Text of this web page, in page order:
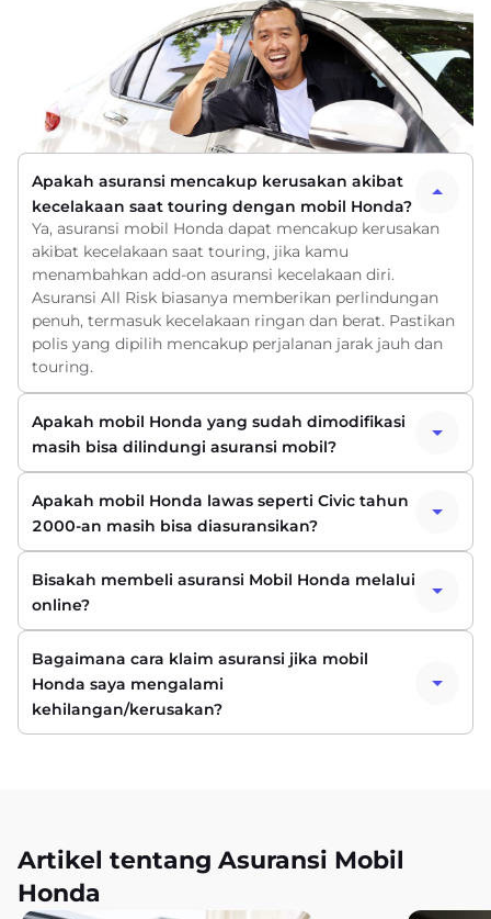
Apakah asuransi mencakup kerusakan akibat
kecelakaan saat touring dengan mobil Honda?
Ya, asuransi mobil Honda dapat mencakup kerusakan
akibat kecelakaan saat touring, jika kamu
menambahkan add-on asuransi kecelakaan diri.
Asuransi All Risk biasanya memberikan perlindungan
penuh, termasuk kecelakaan ringan dan berat. Pastikan
polis yang dipilih mencakup perjalanan jarak jauh dan
touring.
Apakah mobil Honda yang sudah dimodifikasi
masih bisa dilindungi asuransi mobil?
Apakah mobil Honda lawas seperti Civic tahun
2000-an masih bisa diasuransikan?
Bisakah membeli asuransi Mobil Honda melalui
online?
Bagaimana cara klaim asuransi jika mobil
Honda saya mengalami
kehilangan/kerusakan?
Artikel tentang Asuransi Mobil
Honda